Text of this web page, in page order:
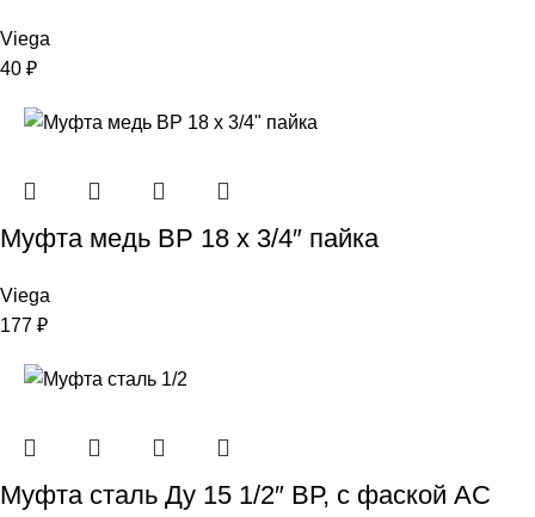
Viega
40 ₽
Муфта медь ВР 18 х 3/4″ пайка
Viega
177 ₽
Муфта сталь Ду 15 1/2″ ВР, с фаской АС